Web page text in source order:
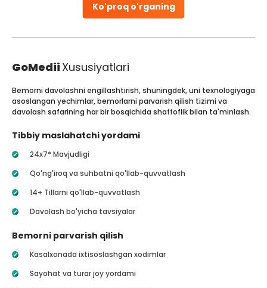
Ko'proq o'rganing
GoMedii Xususiyatlari
Bemorni davolashni engillashtirish, shuningdek, uni texnologiyaga
asoslangan yechimlar, bemorlarni parvarish qilish tizimi va
davolash safarining har bir bosqichida shaffoflik bilan ta'minlash.
Tibbiy maslahatchi yordami
24x7* Mavjudligi
Qo'ng'iroq va suhbatni qo'llab-quvvatlash
14+ Tillarni qo'llab-quvvatlash
Davolash bo'yicha tavsiyalar
Bemorni parvarish qilish
Kasalxonada ixtisoslashgan xodimlar
Sayohat va turar joy yordami